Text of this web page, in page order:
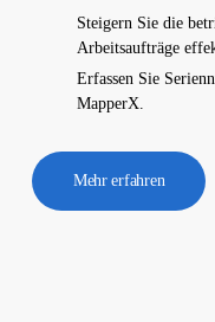
Steigern Sie die
Arbeitsaufträge
Erfassen Sie
MapperX.
Mehr erfahren